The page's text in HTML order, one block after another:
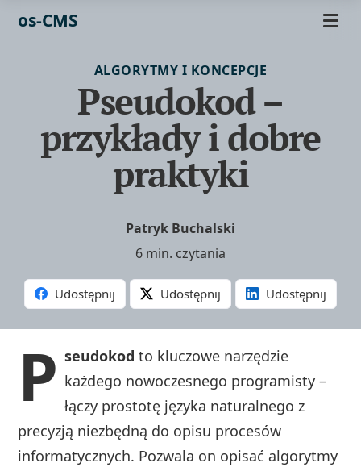
os-CMS
ALGORYTMY I KONCEPCJE
Pseudokod –
przykłady i dobre
praktyki
Patryk Buchalski
6 min. czytania
Udostępnij Udostępnij Udostępnij
P seudokod to kluczowe narzędzie
każdego nowoczesnego programisty –
łączy prostotę języka naturalnego z
precyzją niezbędną do opisu procesów
informatycznych. Pozwala on opisać algorytmy